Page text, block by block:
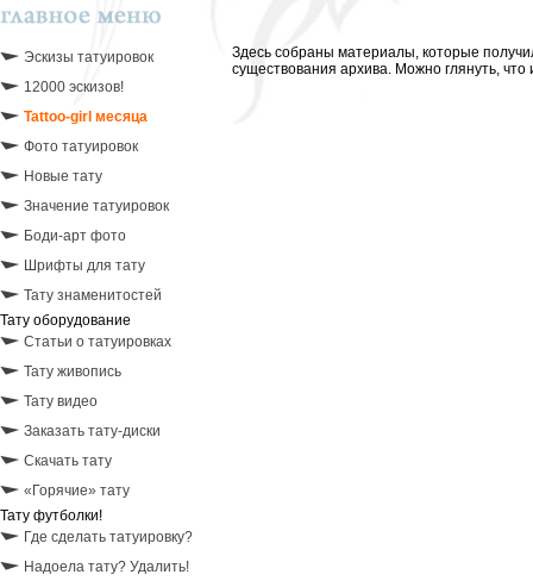
Эскизы татуировок
12000 эскизов!
Tattoo-girl месяца
Фото татуировок
Новые тату
Значение татуировок
Боди-арт фото
Шрифты для тату
Тату знаменитостей
Тату оборудование
Статьи о татуировках
Тату живопись
Тату видео
Заказать тату-диски
Скачать тату
«Горячие» тату
Тату футболки!
Где сделать татуировку?
Надоела тату? Удалить!
Здесь собраны материалы, которые
существования архива. Можно глянуть,